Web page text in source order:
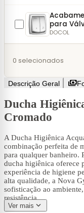
para
DOCOL
0 selecionados
Descrição Geral payments
Ducha
Cromado
A Ducha Higiênica
combinação perfeita de
para qualquer banheiro.
ducha higiênica oferece
experiência de higiene
alta qualidade, a Nova
sofisticação ao
resistência.
Ver mais expand_more